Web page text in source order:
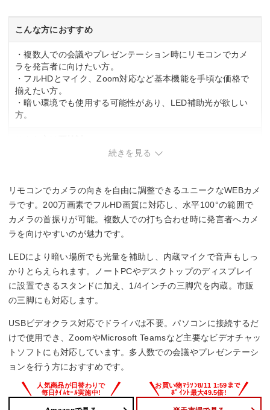
–
プライバシーカバー
なし
幅x高さx奥行
こんな方におすすめ
・複数人での会議やプレゼンテーション時にリモコンでカメ
ラを発言者に向けたい方。
・フルHDとマイク、Zoom対応など基本機能を手頃な価格で
揃えたい方。
・暗い環境でも使用する可能性があり、LED補助光が欲しい
方。
・60fps以上の高フレームレート撮影が必要な方。
続きを見る
リモコンでカメラの向きを自由に調整できるユニークなWEBカメ
ラです。200万画素でフルHD画質に対応し、水平100°の範囲で
カメラの首振りが可能。複数人での打ち合わせ時に発言者へカメ
ラを向けやすいのが魅力です。
LEDにより暗い場所でも光量を補助し、内蔵マイクで音声もしっ
かりとらえられます。ノートPCやデスクトップのディスプレイ
に設置できるスタンドに加え、1/4インチの三脚穴を内蔵。市販
の三脚にも対応します。
USBビデオクラス対応でドライバは不要。パソコンに接続するだ
けで使用でき、ZoomやMicrosoft Teamsなど主要なビデオチャッ
トソフトにも対応しています。多人数での会議やプレゼンテーシ
ョンを行う方におすすめです。